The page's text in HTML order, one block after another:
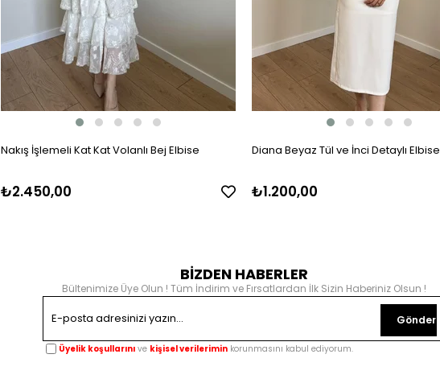
Nakış İşlemeli Kat Kat Volanlı Bej Elbise
₺2.450,00
Diana Beyaz Tül ve İnci Detaylı Elbise
₺1.200,00
BİZDEN HABERLER
Bültenimize Üye Olun ! Tüm İndirim ve Fırsatlardan İlk Sizin Haberiniz Olsun !
Gönder
Üyelik koşullarını ve kişisel verilerimin korunmasını kabul ediyorum.